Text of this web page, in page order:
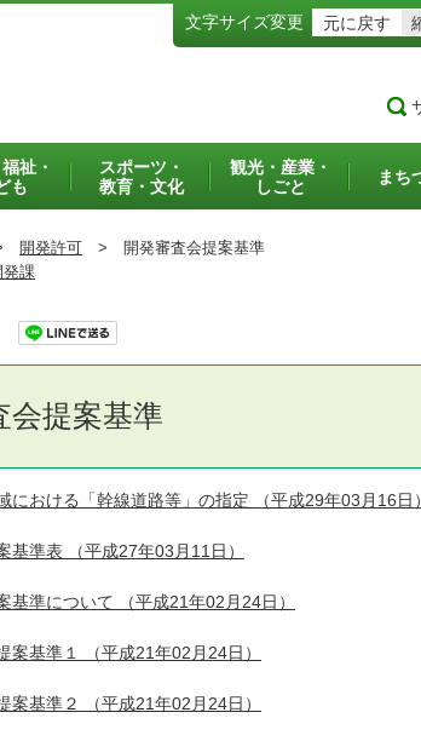
文字サイズ変更 元に戻す
祉・
も
スポーツ・
教育・文化
観光・産業・
しごと
まち
開発許可 > 開発審査会提案基準
発課
会提案基準
における「幹線道路等」の指定 （平成29年03月16日）
基準表 （平成27年03月11日）
基準について （平成21年02月24日）
基準１ （平成21年02月24日）
案基準２ （平成21年02月24日）